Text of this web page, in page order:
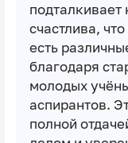
счастлива,
есть
благодаря
молодых
аспирантов.
полной